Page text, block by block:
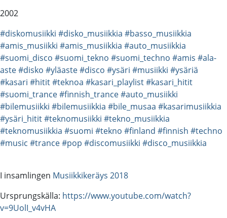
2002
#diskomusiikki #disko_musiikkia #basso_musiikkia
#amis_musiikki #amis_musiikkia #auto_musiikkia
#suomi_disco #suomi_tekno #suomi_techno #amis #ala-
aste#disko #yläaste#disco #ysäri #musiikki #ysäriä
#kasari #hitit#teknoa #kasari_playlist#kasari_hitit
#suomi_trance#finnish_trance#auto_musiikki
#bilemusiikki #bilemusiikkia #bile_musaa #kasarimusiikkia
#ysäri_hitit#teknomusiikki #tekno_musiikkia
#teknomusiikkia #suomi #tekno #finland #finnish #techno
#music #trance#pop #discomusiikki #disco_musiikkia
I insamlingen Musiikkikeräys 2018
Ursprungskälla: https://www.youtube.com/watch?
v=9UolI_v4vHA